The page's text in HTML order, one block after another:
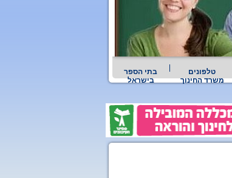
טלפונים
משרד החינוך
בתי הספר
בישראל